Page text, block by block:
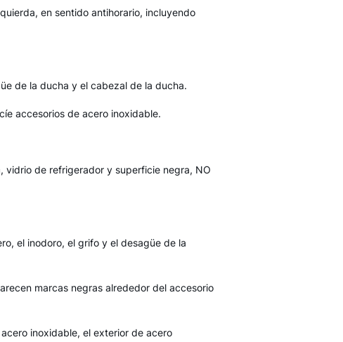
en sentido antihorario, incluyendo
de la ducha y el cabezal de la ducha.
accesorios de acero inoxidable.
vidrio de refrigerador y superficie negra, NO
el inodoro, el grifo y el desagüe de la
marcas negras alrededor del accesorio
inoxidable, el exterior de acero